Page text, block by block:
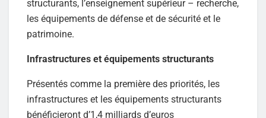
structurants, l’enseignement supérieur – recherche,
les équipements de défense et de sécurité et le
patrimoine.
Infrastructures et équipements structurants
Présentés comme la première des priorités, les
infrastructures et les équipements structurants
bénéficieront d’1,4 milliards d’euros